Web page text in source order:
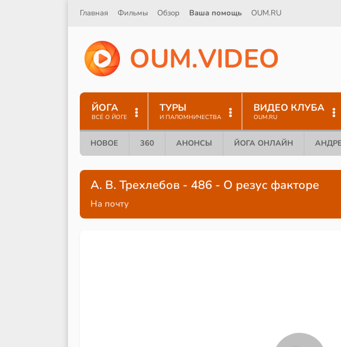
Главная Фильмы Обзор Ваша помощь OUM.RU
OUM.VIDEO
ЙОГА
ВСЁ О ЙОГЕ
ТУРЫ
И ПАЛОМНИЧЕСТВА
ВИДЕО КЛУБА
OUM.RU
НОВОЕ 360 АНОНСЫ ЙОГА ОНЛАЙН
А. В. Трехлебов - 486 - О резус факторе
На почту